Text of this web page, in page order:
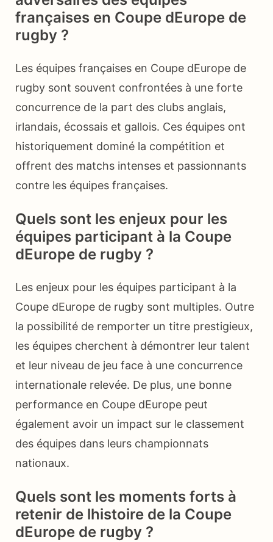
françaises en Coupe dEurope de
rugby ?
Les équipes françaises en Coupe dEurope de
rugby sont souvent confrontées à une forte
concurrence de la part des clubs anglais,
irlandais, écossais et gallois. Ces équipes ont
historiquement dominé la compétition et
offrent des matchs intenses et passionnants
contre les équipes françaises.
Quels sont les enjeux pour les
équipes participant à la Coupe
dEurope de rugby ?
Les enjeux pour les équipes participant à la
Coupe dEurope de rugby sont multiples. Outre
la possibilité de remporter un titre prestigieux,
les équipes cherchent à démontrer leur talent
et leur niveau de jeu face à une concurrence
internationale relevée. De plus, une bonne
performance en Coupe dEurope peut
également avoir un impact sur le classement
des équipes dans leurs championnats
nationaux.
Quels sont les moments forts à
retenir de lhistoire de la Coupe
dEurope de rugby ?